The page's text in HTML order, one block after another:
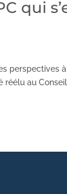
qui
perspectives
au